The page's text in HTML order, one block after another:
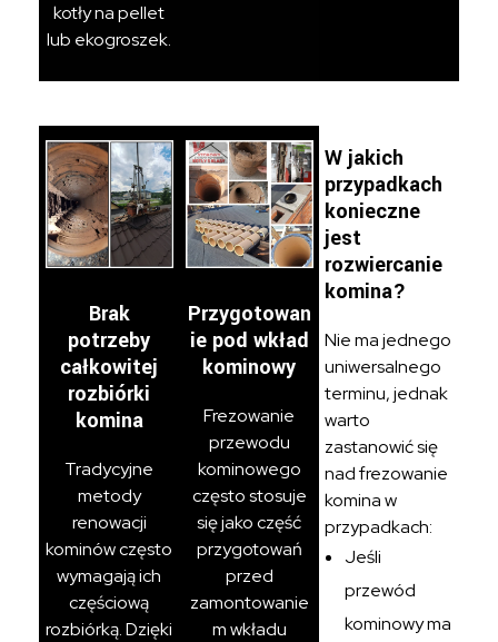
kotły na pellet
lub ekogroszek.
Brak
potrzeby
całkowitej
rozbiórki
komina
Tradycyjne
metody
renowacji
kominów często
wymagają ich
częściową
rozbiórką. Dzięki
Przygotowan
ie pod wkład
kominowy
Frezowanie
przewodu
kominowego
często stosuje
się jako część
przygotowań
przed
zamontowanie
m wkładu
W jakich
przypadkach
konieczne
jest
rozwiercanie
komina?
Nie ma jednego
uniwersalnego
terminu, jednak
warto
zastanowić się
nad frezowanie
komina w
przypadkach:
Jeśli
przewód
kominowy ma